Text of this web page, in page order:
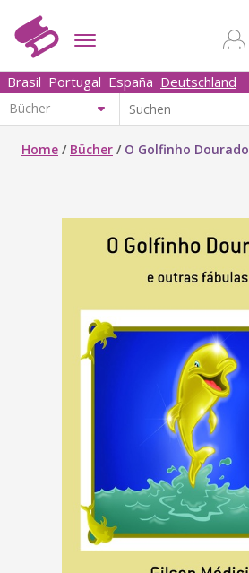
Brasil Portugal España Deutschland
Home / Bücher / O Golfinho Dourado